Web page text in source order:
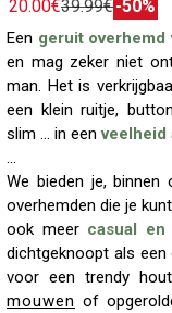
20.00€39.99€-50%
Een geruit overhemd
en mag zeker niet
man. Het is
een klein ruitje,
slim ... in eenveelheid
...
We bieden je, binnen
overhemden die je
ook meer casual en
dichtgeknoopt als een
voor een trendy
mouwen of